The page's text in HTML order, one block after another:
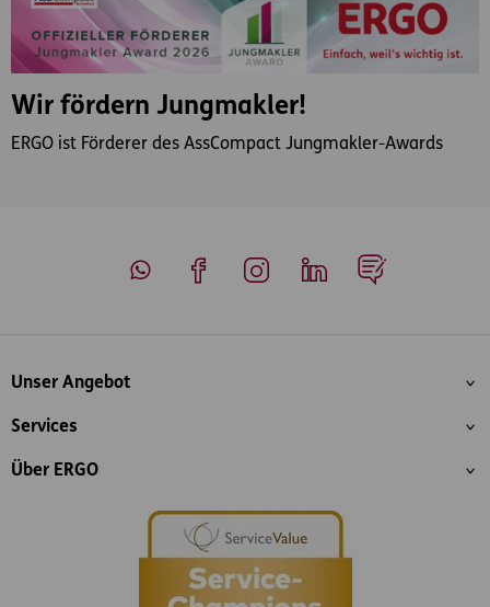
Wir fördern Jungmakler!
ERGO ist Förderer des AssCompact Jungmakler-Awards
Inhaltsübersicht
Unser Angebot
Services
Über ERGO